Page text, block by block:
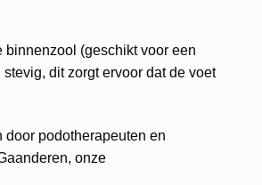
(geschikt voor een
dit zorgt ervoor dat de voet
podotherapeuten en
onze